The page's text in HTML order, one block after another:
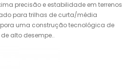
precisão e estabilidade em terrenos
para trilhas de curta/média
uma construção tecnológica de
alto desempe..